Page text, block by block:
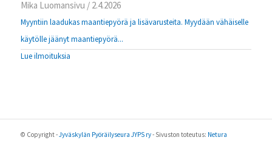
Mika Luomansivu / 2.4.2026
Myyntiin laadukas maantiepyörä ja lisävarusteita. Myydään vähäiselle
käytölle jäänyt maantiepyörä...
Lue ilmoituksia
© Copyright -Jyväskylän Pyöräilyseura JYPS ry- Sivuston toteutus: Netura